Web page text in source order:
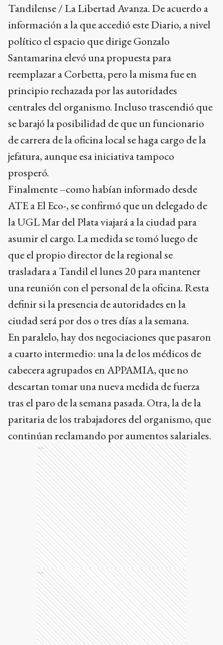
Tandilense / La Libertad Avanza. De acuerdo a
información a la que accedió este Diario, a nivel
político el espacio que dirige Gonzalo
Santamarina elevó una propuesta para
reemplazar a Corbetta, pero la misma fue en
principio rechazada por las autoridades
centrales del organismo. Incluso trascendió que
se barajó la posibilidad de que un funcionario
de carrera de la oficina local se haga cargo de la
jefatura, aunque esa iniciativa tampoco
prosperó.
Finalmente –como habían informado desde
ATE a El Eco-, se confirmó que un delegado de
la UGL Mar del Plata viajará a la ciudad para
asumir el cargo. La medida se tomó luego de
que el propio director de la regional se
trasladara a Tandil el lunes 20 para mantener
una reunión con el personal de la oficina. Resta
definir si la presencia de autoridades en la
ciudad será por dos o tres días a la semana.
En paralelo, hay dos negociaciones que pasaron
a cuarto intermedio: una la de los médicos de
cabecera agrupados en APPAMIA, que no
descartan tomar una nueva medida de fuerza
tras el paro de la semana pasada. Otra, la de la
paritaria de los trabajadores del organismo, que
continúan reclamando por aumentos salariales.
Ads
Ads